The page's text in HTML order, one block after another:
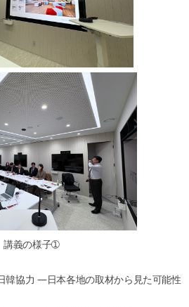
講義の様子➀
協力 ―日本各地の取材から見た可能性